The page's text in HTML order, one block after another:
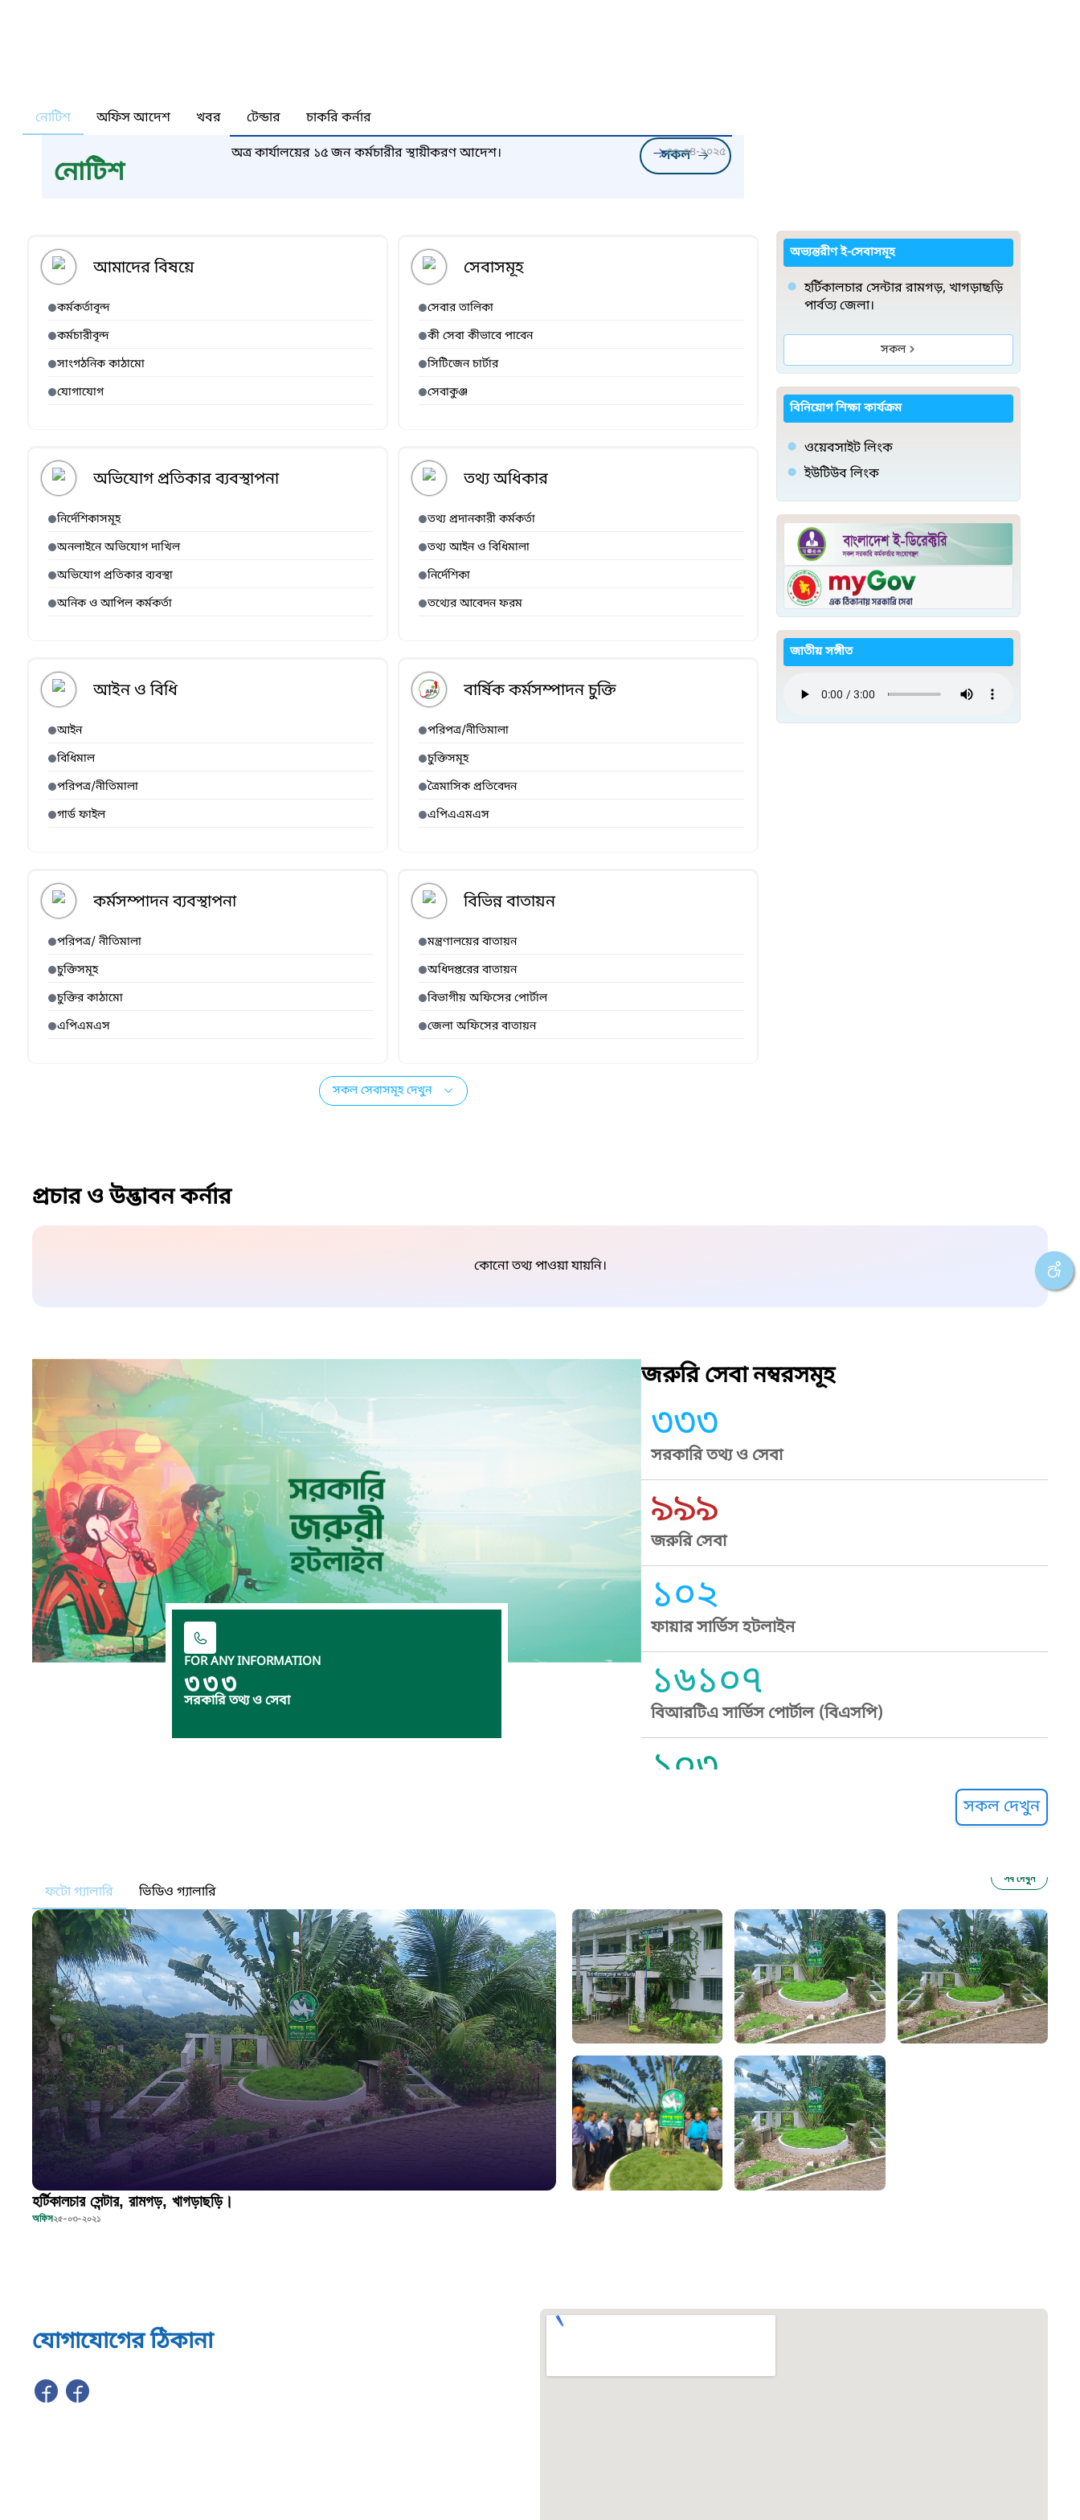
নোটিশ অফিস আদেশ খবর টেন্ডার চাকরি কর্নার
নোটিশ
সকল
অত্র কার্যালয়ের ১৫ জন কর্মচারীর স্থায়ীকরণ আদেশ। ৩০-০৪-২০২৫
আমাদের বিষয়ে
কর্মকর্তাবৃন্দ
কর্মচারীবৃন্দ
সাংগঠনিক কাঠামো
যোগাযোগ
সেবাসমূহ
সেবার তালিকা
কী সেবা কীভাবে পাবেন
সিটিজেন চার্টার
সেবাকুঞ্জ
অভিযোগ প্রতিকার ব্যবস্থাপনা
নির্দেশিকাসমূহ
অনলাইনে অভিযোগ দাখিল
অভিযোগ প্রতিকার ব্যবস্থা
অনিক ও আপিল কর্মকর্তা
তথ্য অধিকার
তথ্য প্রদানকারী কর্মকর্তা
তথ্য আইন ও বিধিমালা
নির্দেশিকা
তথ্যের আবেদন ফরম
আইন ও বিধি
আইন
বিধিমাল
পরিপত্র/নীতিমালা
গার্ড ফাইল
বার্ষিক কর্মসম্পাদন চুক্তি
পরিপত্র/নীতিমালা
চুক্তিসমূহ
ত্রৈমাসিক প্রতিবেদন
এপিএএমএস
কর্মসম্পাদন ব্যবস্থাপনা
পরিপত্র/ নীতিমালা
চুক্তিসমূহ
চুক্তির কাঠামো
এপিএমএস
বিভিন্ন বাতায়ন
মন্ত্রণালয়ের বাতায়ন
অধিদপ্তরের বাতায়ন
বিভাগীয় অফিসের পোর্টাল
জেলা অফিসের বাতায়ন
সকল সেবাসমূহ দেখুন
অভ্যন্তরীণ ই-সেবাসমূহ
হর্টিকালচার সেন্টার রামগড়, খাগড়াছড়ি
পার্বত্য জেলা।
সকল
বিনিয়োগ শিক্ষা কার্যক্রম
ওয়েবসাইট লিংক
ইউটিউব লিংক
জাতীয় সঙ্গীত
প্রচার ও উদ্ভাবন কর্নার
কোনো তথ্য পাওয়া যায়নি।
FOR ANY INFORMATION
৩৩৩
সরকারি তথ্য ও সেবা
জরুরি সেবা নম্বরসমূহ
৩৩৩
সরকারি তথ্য ও সেবা
৯৯৯
জরুরি সেবা
১০২
ফায়ার সার্ভিস হটলাইন
১৬১০৭
বিআরটিএ সার্ভিস পোর্টাল (বিএসপি)
১০৩
১০৬
দুদক
১০২
দুর্যোগের আগাম বার্তা
১৬১২২
স্মার্ট ভূমি সেবা
১০৯৮
বাংলাদেশ কর্মচারী কল্যাণ বোর্ড হটলাইন
০১৯০৮৮৮৮৮৮৮
সকল দেখুন
ফটো গ্যালারি ভিডিও গ্যালারি
সব দেখুন
হর্টিকালচার সেন্টার, রামগড়, খাগড়াছড়ি।
অফিস২৫-০৩-২০২১
যোগাযোগের ঠিকানা